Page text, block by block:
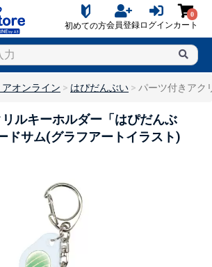
初めての方会員登録ログイン
0
カート
オンライン はぴだんぶい パーツ付きアク
ルキーホルダー「はぴだんぶ
ドサム(グラフアートイラスト)